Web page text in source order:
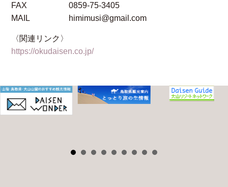
FAX
0859-75-3405
MAIL
himimusi@gmail.com
〈関連リンク〉
https://okudaisen.co.jp/